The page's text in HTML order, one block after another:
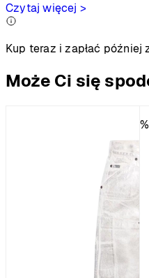
Czytaj więcej >
Kup teraz i zapłać później
Może Ci się